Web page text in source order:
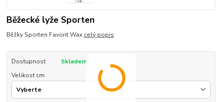
Běžecké lyže Sporten
Běžky Sporten Favorit Wax celý popis
Dostupnost
Skladem
Velikost cm